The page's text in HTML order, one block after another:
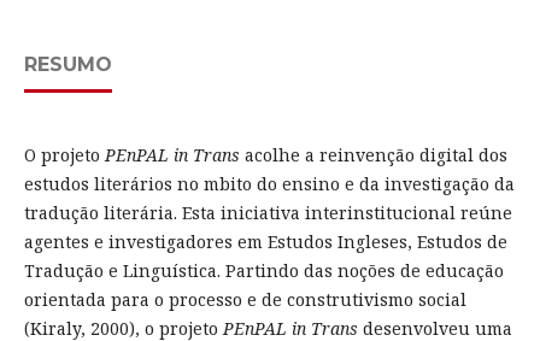
RESUMO
O projetoPEnPAL in Trans acolhe a reinvenção digital dos
estudos literários no mbito do ensino e da investigação da
tradução literária. Esta iniciativa interinstitucional reúne
agentes e investigadores em Estudos Ingleses, Estudos de
Tradução e Linguística. Partindo das noções de educação
orientada para o processo e de construtivismo social
(Kiraly, 2000), o projetoPEnPAL in Trans desenvolveu uma